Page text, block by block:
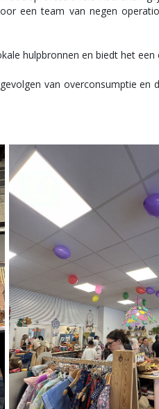
een team van negen
hulpbronnen en biedt het
van overconsumptie